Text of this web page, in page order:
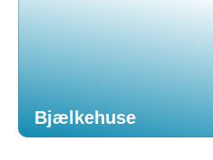
Bjælkehuse